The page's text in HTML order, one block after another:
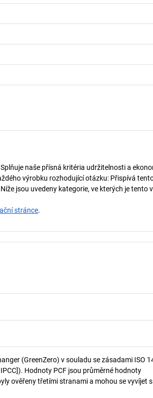
naše přísná kritéria udržitelnosti a
výrobku rozhodující otázku: Přispívá
jsou uvedeny kategorie, ve kterých je tento
stránce.
(GreenZero) v souladu se zásadami ISO
Hodnoty PCF jsou průměrné hodnoty
ověřeny třetími stranami a mohou se vyvíjet